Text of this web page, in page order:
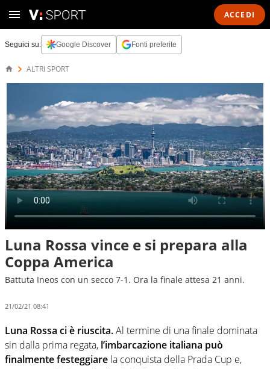
ACCEDI
Seguici su: Google Discover Fonti preferite
ALTRI SPORT
Luna Rossa vince e si prepara alla
Coppa America
Battuta Ineos con un secco 7-1. Ora la finale attesa 21 anni.
21/02/21 08:41
Luna Rossa ci è riuscita.Al termine di una finale dominata
sin dalla prima regata, l’imbarcazione italiana può
finalmente festeggiare la conquista della Prada Cup e,